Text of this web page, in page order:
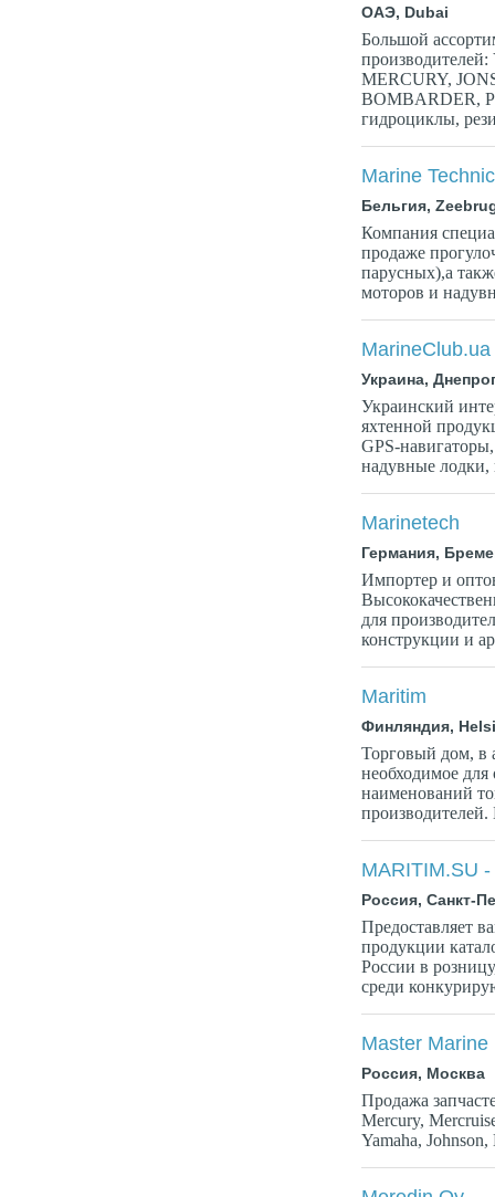
ОАЭ, Dubai
Большой
MERCURY,
BOMBARDER,
гидроциклы,
Marine
Бельгия,
Компания
продаже
парусных),а
моторов и
MarineClub.ua
Украина,
Украинский
яхтенной
GPS-
надувные
Marinetech
Германия,
Импортер и
для
конструкции и
Maritim
Финляндия,
Торговый дом, в
необходимое для
наименований
MARITIM.SU
Россия, Санкт-
Предоставляет
продукции
России в
среди
Master Marine
Россия, Москва
Продажа
Mercury,
Yamaha,